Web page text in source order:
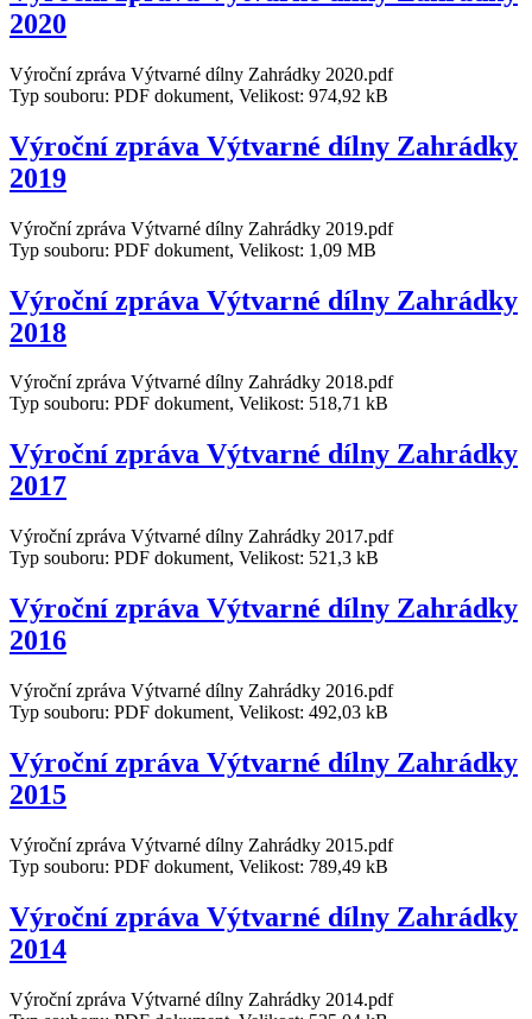
2020
Výroční zpráva Výtvarné dílny Zahrádky 2020.pdf
Typ souboru: PDF dokument, Velikost: 974,92 kB
Výroční zpráva Výtvarné dílny Zahrádky
2019
Výroční zpráva Výtvarné dílny Zahrádky 2019.pdf
Typ souboru: PDF dokument, Velikost: 1,09 MB
Výroční zpráva Výtvarné dílny Zahrádky
2018
Výroční zpráva Výtvarné dílny Zahrádky 2018.pdf
Typ souboru: PDF dokument, Velikost: 518,71 kB
Výroční zpráva Výtvarné dílny Zahrádky
2017
Výroční zpráva Výtvarné dílny Zahrádky 2017.pdf
Typ souboru: PDF dokument, Velikost: 521,3 kB
Výroční zpráva Výtvarné dílny Zahrádky
2016
Výroční zpráva Výtvarné dílny Zahrádky 2016.pdf
Typ souboru: PDF dokument, Velikost: 492,03 kB
Výroční zpráva Výtvarné dílny Zahrádky
2015
Výroční zpráva Výtvarné dílny Zahrádky 2015.pdf
Typ souboru: PDF dokument, Velikost: 789,49 kB
Výroční zpráva Výtvarné dílny Zahrádky
2014
Výroční zpráva Výtvarné dílny Zahrádky 2014.pdf